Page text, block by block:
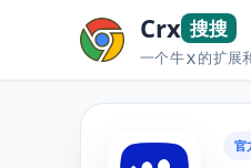
Crx 搜搜
一个牛X的扩展
官